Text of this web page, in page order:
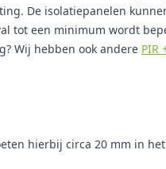
De isolatiepanelen
tot een minimum wordt
Wij hebben ook andere PIR
hierbij circa 20 mm in